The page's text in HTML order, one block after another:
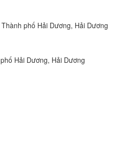
phố Hải Dương, Hải Dương
Hải Dương, Hải Dương